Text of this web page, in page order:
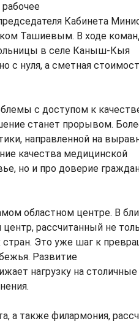
Кабинета
Ташиевым. В ходе
в селе Каныш-Кыя
с нуля, а сметная
с доступом к
станет прорывом.
направленной на
качества медицинской
но и про доверие
областном центре. В
рассчитанный не
стран. Это уже шаг к
Развитие
нагрузку на столичные
а также филармония,